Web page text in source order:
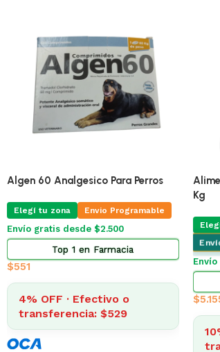
Pro Omega Cachorro Pequeño 3 Kg
Elegí tu zona Envio Programable
Envío gratis desde $2.500
Top 2 en Alimento Perros
4% OFF · Efectivo o
transferencia: $838